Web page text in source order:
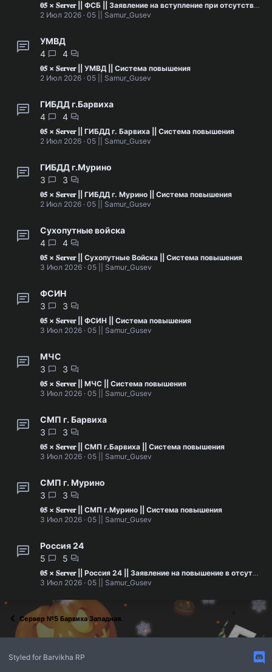
𝟎𝟓 × 𝐒𝐞𝐫𝐯𝐞𝐫 || ФСБ || Заявление на вступление при отсутствии лидера [НЕ УДАЛЯТЬ]
2 Июл 2026 05 || Samur_Gusev
УМВД
4
4
𝟎𝟓 × 𝐒𝐞𝐫𝐯𝐞𝐫 || УМВД || Система повышения
2 Июл 2026 05 || Samur_Gusev
ГИБДД г.Барвиха
4
4
𝟎𝟓 × 𝐒𝐞𝐫𝐯𝐞𝐫 || ГИБДД г. Барвиха || Система повышения
2 Июл 2026 05 || Samur_Gusev
ГИБДД г.Мурино
3
3
𝟎𝟓 × 𝐒𝐞𝐫𝐯𝐞𝐫 || ГИБДД г. Мурино || Система повышения
2 Июл 2026 05 || Samur_Gusev
Сухопутные войска
4
4
𝟎𝟓 × 𝐒𝐞𝐫𝐯𝐞𝐫 || Сухопутные Войска || Система повышения
3 Июл 2026 05 || Samur_Gusev
ФСИН
3
3
𝟎𝟓 × 𝐒𝐞𝐫𝐯𝐞𝐫 || ФСИН || Система повышения
3 Июл 2026 05 || Samur_Gusev
МЧС
3
3
𝟎𝟓 × 𝐒𝐞𝐫𝐯𝐞𝐫 || МЧС || Система повышения
3 Июл 2026 05 || Samur_Gusev
СМП г. Барвиха
3
3
𝟎𝟓 × 𝐒𝐞𝐫𝐯𝐞𝐫 || СМП г.Барвиха || Система повышения
3 Июл 2026 05 || Samur_Gusev
СМП г. Мурино
3
3
𝟎𝟓 × 𝐒𝐞𝐫𝐯𝐞𝐫 || СМП г.Мурино || Система повышения
3 Июл 2026 05 || Samur_Gusev
Россия 24
5
5
𝟎𝟓 × 𝐒𝐞𝐫𝐯𝐞𝐫 || Россия 24 || Заявление на повышение в отсутствии лидера [НЕ УДАЛЯТЬ]
3 Июл 2026 05 || Samur_Gusev
Сервер №5 Барвиха Западная.
Styled for Barvikha RP